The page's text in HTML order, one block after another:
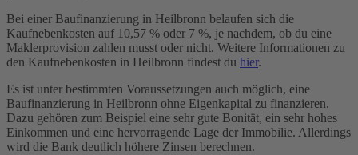
Bei einer Baufinanzierung in Heilbronn belaufen sich die
Kaufnebenkosten auf 10,57 % oder 7 %, je nachdem, ob du eine
Maklerprovision zahlen musst oder nicht. Weitere Informationen zu
den Kaufnebenkosten in Heilbronn findest du hier.
Es ist unter bestimmten Voraussetzungen auch möglich, eine
Baufinanzierung in Heilbronn ohne Eigenkapital zu finanzieren.
Dazu gehören zum Beispiel eine sehr gute Bonität, ein sehr hohes
Einkommen und eine hervorragende Lage der Immobilie. Allerdings
wird die Bank deutlich höhere Zinsen berechnen.